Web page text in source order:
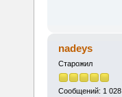
nadeys
Старожил
Сообщений: 1 028